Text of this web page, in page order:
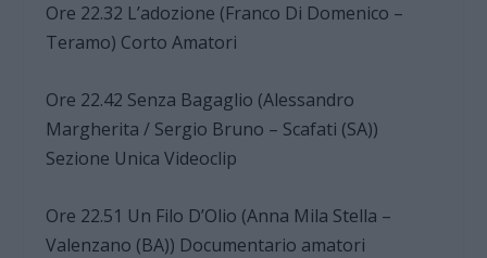
Ore 22.32 L’adozione (Franco Di Domenico –
Teramo) Corto Amatori
Ore 22.42 Senza Bagaglio (Alessandro
Margherita / Sergio Bruno – Scafati (SA))
Sezione Unica Videoclip
Ore 22.51 Un Filo D’Olio (Anna Mila Stella –
Valenzano (BA)) Documentario amatori